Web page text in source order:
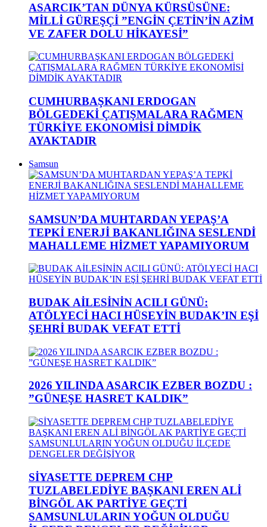
ASARCIK’TAN DÜNYA KÜRSÜSÜNE:
MİLLİ GÜREŞÇİ ”ENGİN ÇETİN’İN AZİM
VE ZAFER DOLU HİKAYESİ”
CUMHURBAŞKANI ERDOGAN
BÖLGEDEKİ ÇATIŞMALARA RAĞMEN
TÜRKİYE EKONOMİSİ DİMDİK
AYAKTADIR
Samsun
SAMSUN’DA MUHTARDAN YEPAŞ’A
TEPKİ ENERJİ BAKANLIĞINA SESLENDİ
MAHALLEME HİZMET YAPAMIYORUM
BUDAK AİLESİNİN ACILI GÜNÜ:
ATÖLYECİ HACI HÜSEYİN BUDAK’IN EŞİ
ŞEHRİ BUDAK VEFAT ETTİ
2026 YILINDA ASARCIK EZBER BOZDU :
”GÜNEŞE HASRET KALDIK”
SİYASETTE DEPREM CHP
TUZLABELEDİYE BAŞKANI EREN ALİ
BİNGÖL AK PARTİYE GEÇTİ
SAMSUNLULARIN YOĞUN OLDUĞU